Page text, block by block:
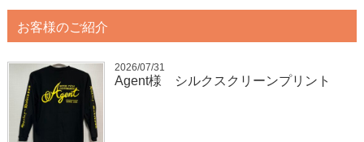
お客様のご紹介
2026/07/31
Agent様 シルクスクリーンプリント